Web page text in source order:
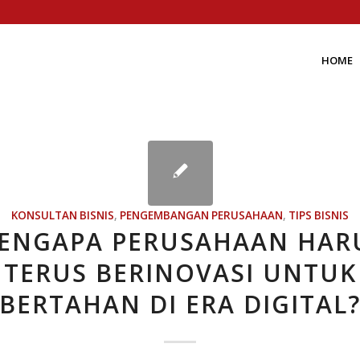
HOME
KONSULTAN BISNIS, PENGEMBANGAN PERUSAHAAN, TIPS BISNIS
PERUSAHAAN
TERUS BERINOVASI UNTUK
BERTAHAN DI ERA DIGITAL?